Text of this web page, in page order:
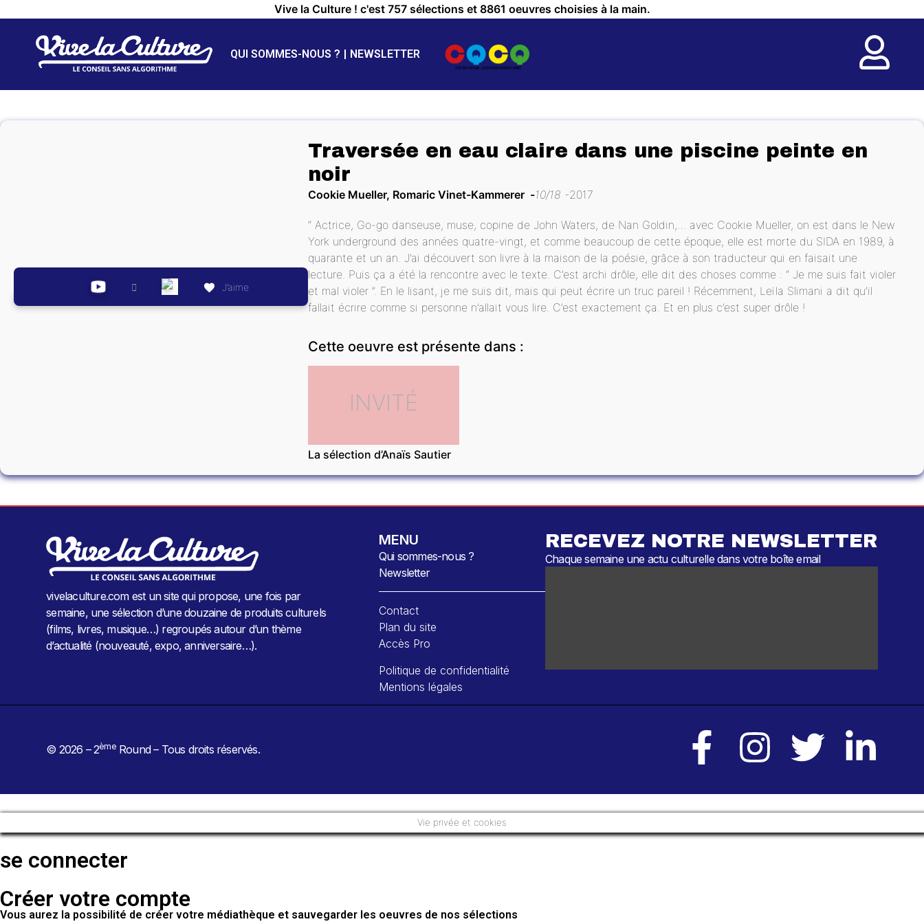
Vive la Culture ! c'est 757 sélections et 8861 oeuvres choisies à la main.
QUI SOMMES-NOUS ? NEWSLETTER
J’aime
Traversée en eau claire dans une piscine peinte en
noir
Cookie Mueller, Romaric Vinet-Kammerer 10/18 2017
“ Actrice, Go-go danseuse, muse, copine de John Waters, de Nan Goldin,… avec Cookie Mueller, on est dans le New
York underground des années quatre-vingt, et comme beaucoup de cette époque, elle est morte du SIDA en 1989, à
quarante et un an. J’ai découvert son livre à la maison de la poésie, grâce à son traducteur qui en faisait une
lecture. Puis ça a été la rencontre avec le texte. C’est archi drôle, elle dit des choses comme : “ Je me suis fait violer
et mal violer ”. En le lisant, je me suis dit, mais qui peut écrire un truc pareil ! Récemment, Leïla Slimani a dit qu’il
fallait écrire comme si personne n’allait vous lire. C’est exactement ça. Et en plus c’est super drôle !
Cette oeuvre est présente dans :
INVITÉ
La sélection d’Anaïs Sautier
vivelaculture.com est un site qui propose, une fois par
semaine, une sélection d’une douzaine de produits culturels
(films, livres, musique…) regroupés autour d’un thème
d’actualité (nouveauté, expo, anniversaire…).
MENU
Qui sommes-nous ?
Newsletter
Contact
Plan du site
Accès Pro
Politique de confidentialité
Mentions légales
RECEVEZ NOTRE NEWSLETTER
Chaque semaine une actu culturelle dans votre boîte email
© 2026 – 2èmeRound – Tous droits réservés.
Vie privée et cookies
se connecter
Créer votre compte
Vous aurez la possibilité de créer votre médiathèque et sauvegarder les oeuvres de nos sélections